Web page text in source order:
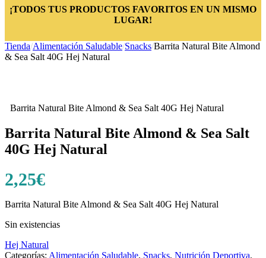
¡TODOS TUS PRODUCTOS FAVORITOS EN UN MISMO
LUGAR!
Tienda/Alimentación Saludable/Snacks/Barrita Natural Bite Almond
& Sea Salt 40G Hej Natural
Barrita Natural Bite Almond & Sea Salt 40G Hej Natural
Barrita Natural Bite Almond & Sea Salt
40G Hej Natural
2,25€
Barrita Natural Bite Almond & Sea Salt 40G Hej Natural
Sin existencias
Hej Natural
Categorías: Alimentación Saludable, Snacks, Nutrición Deportiva,